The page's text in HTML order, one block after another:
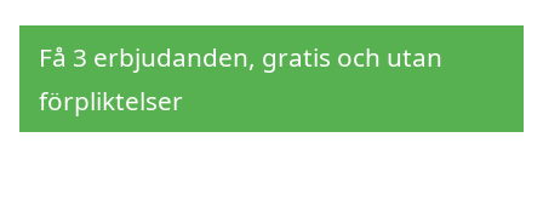
Få 3 erbjudanden, gratis och utan
förpliktelser